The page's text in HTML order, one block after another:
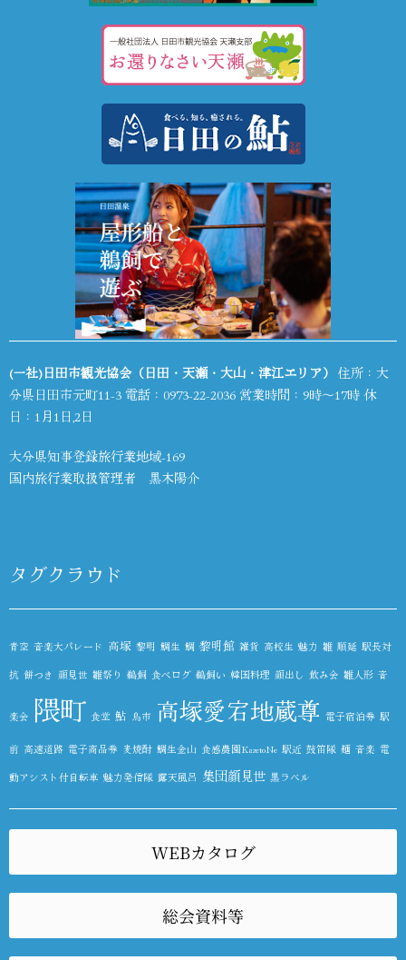
(一社)日田市観光協会（日田・天瀬・大山・津江エリア） 住所：大
分県日田市元町11-3 電話： 0973-22-2036 営業時間：9時～17時 休
日：1月1日,2日
大分県知事登録旅行業地域-169
国内旅行業取扱管理者 黒木陽介
タグクラウド
青空 音楽大パレード 高塚 黎明 鯛生 鯛 黎明館 雑貨 高校生 魅力 雛 順延 駅長対
抗 餅つき 顔見世 雛祭り 鵜飼 食べログ 鵜飼い 韓国料理 顔出し 飲み会 雛人形 音
楽会 隈町 食堂 鮎 鳥市 高塚愛宕地蔵尊 電子宿泊券 駅
前 高速道路 電子商品券 麦焼酎 鯛生金山 食感農園KazetoNe 駅近 鼓笛隊 麺 音楽 電
動アシスト付自転車 魅力発信隊 露天風呂 集団顔見世 黒ラベル
WEBカタログ
総会資料等